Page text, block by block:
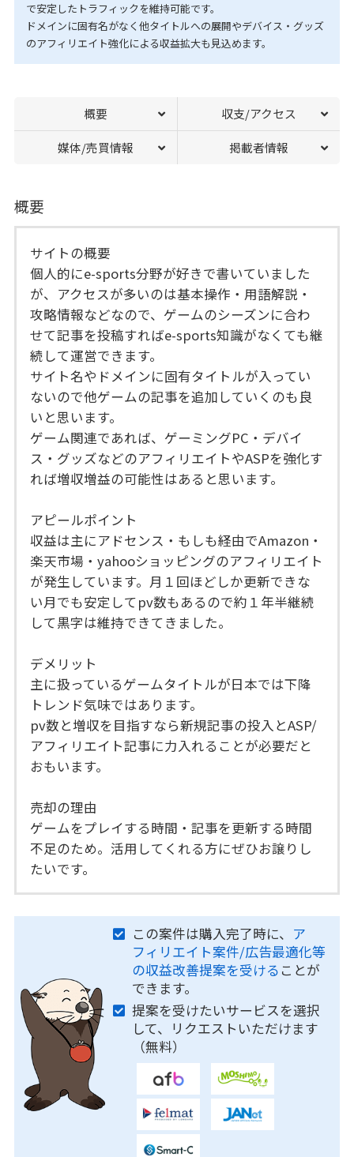
で安定したトラフィックを維持可能です。
ドメインに固有名がなく他タイトルへの展開やデバイス・グッズ
のアフィリエイト強化による収益拡大も見込めます。
概要 収支/アクセス
媒体/売買情報 掲載者情報
概要
サイトの概要
個人的にe-sports分野が好きで書いていました
が、アクセスが多いのは基本操作・用語解説・
攻略情報などなので、ゲームのシーズンに合わ
せて記事を投稿すればe-sports知識がなくても継
続して運営できます。
サイト名やドメインに固有タイトルが入ってい
ないので他ゲームの記事を追加していくのも良
いと思います。
ゲーム関連であれば、ゲーミングPC・デバイ
ス・グッズなどのアフィリエイトやASPを強化す
れば増収増益の可能性はあると思います。
アピールポイント
収益は主にアドセンス・もしも経由でAmazon・
楽天市場・yahooショッピングのアフィリエイト
が発生しています。月１回ほどしか更新できな
い月でも安定してpv数もあるので約１年半継続
して黒字は維持できてきました。
デメリット
主に扱っているゲームタイトルが日本では下降
トレンド気味ではあります。
pv数と増収を目指すなら新規記事の投入とASP/
アフィリエイト記事に力入れることが必要だと
おもいます。
売却の理由
ゲームをプレイする時間・記事を更新する時間
不足のため。活用してくれる方にぜひお譲りし
たいです。
この案件は購入完了時に、 ア
フィリエイト案件/広告最適化等
の収益改善提案を受ける ことが
できます。
提案を受けたいサービスを選択
して、リクエストいただけます
（無料）